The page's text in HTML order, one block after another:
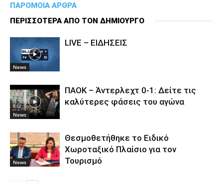
ΠΑΡΟΜΟΙΑ ΑΡΘΡΑ
ΠΕΡΙΣΣΟΤΕΡΑ ΑΠΟ ΤΟΝ ΔΗΜΙΟΥΡΓΟ
News
LIVE – ΕΙΔΗΣΕΙΣ
News
ΠΑΟΚ – Άντερλεχτ 0-1: Δείτε τις
καλύτερες φάσεις του αγώνα
News
Θεσμοθετήθηκε το Ειδικό
Χωροταξικό Πλαίσιο για τον
Τουρισμό